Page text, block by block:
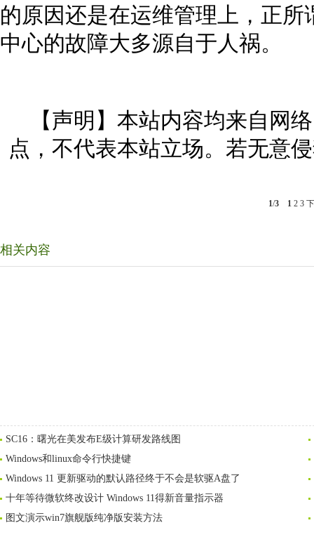
的原因还是在运维管理上，正
中心的故障大多源自于人祸。
【声明】本站内容均来自网
点，不代表本站立场。若无意
1/3 1 2 3
相关内容
SC16：曙光在美发布E级计算研发路线图
Windows和linux命令行快捷键
Windows 11 更新驱动的默认路径终于不会是软驱A盘了
十年等待微软终改设计 Windows 11得新音量指示器
图文演示win7旗舰版纯净版安装方法